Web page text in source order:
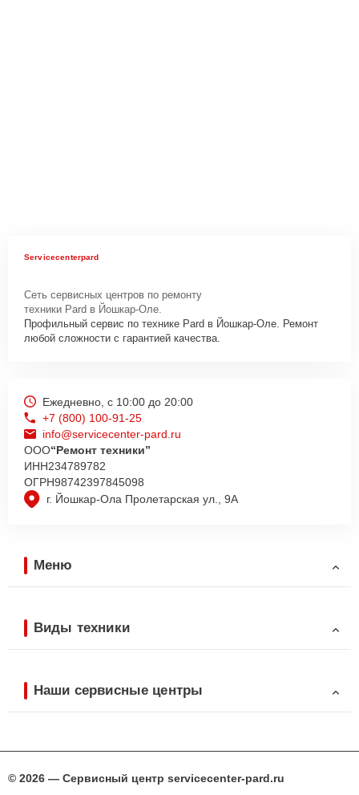
Servicecenterpard
Сеть сервисных центров по ремонту
техники Pard в Йошкар-Оле.
Профильный сервис по технике Pard в Йошкар-Оле. Ремонт
любой сложности с гарантией качества.
г. Йошкар-Ола Пролетарская ул., 9А
Ежедневно, с 10:00 до 20:00
+7 (800) 100-91-25
info@servicecenter-pard.ru
ООО“Ремонт техники”
ИНН234789782
ОГРН98742397845098
Меню
Виды техники
Наши сервисные центры
© 2026 — Сервисный центр servicecenter-pard.ru